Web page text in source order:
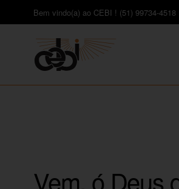
Bem vindo(a) ao CEBI ! (51) 99734-4518
Vem, ó Deus